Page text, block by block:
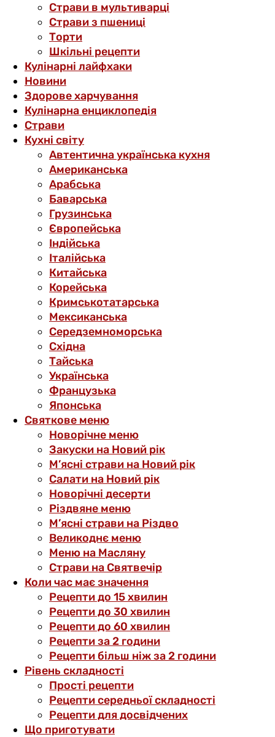
Страви в мультиварці
Страви з пшениці
Торти
Шкільні рецепти
Кулінарні лайфхаки
Новини
Здорове харчування
Кулінарна енциклопедія
Страви
Кухні світу
Автентична українська кухня
Американська
Арабська
Баварська
Грузинська
Європейська
Індійська
Італійська
Китайська
Корейська
Кримськотатарська
Мексиканська
Середземноморська
Східна
Тайська
Українська
Французька
Японська
Святкове меню
Новорічне меню
Закуски на Новий рік
М’ясні страви на Новий рік
Салати на Новий рік
Новорічні десерти
Різдвяне меню
М’ясні страви на Різдво
Великоднє меню
Меню на Масляну
Страви на Святвечір
Коли час має значення
Рецепти до 15 хвилин
Рецепти до 30 хвилин
Рецепти до 60 хвилин
Рецепти за 2 години
Рецепти більш ніж за 2 години
Рівень складності
Прості рецепти
Рецепти середньої складності
Рецепти для досвідчених
Що приготувати